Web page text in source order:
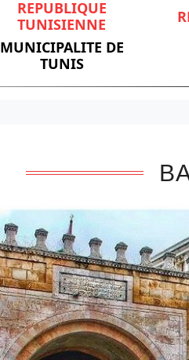
REPUBLIQUE
TUNISIENNE
MUNICIPALITE DE
TUNIS